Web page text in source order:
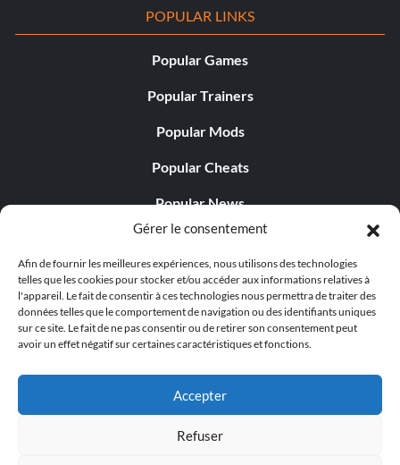
Gérer le consentement
Afin de fournir les meilleures expériences, nous utilisons des technologies
telles que les cookies pour stocker et/ou accéder aux informations relatives à
l'appareil. Le fait de consentir à ces technologies nous permettra de traiter des
données telles que le comportement de navigation ou des identifiants uniques
sur ce site. Le fait de ne pas consentir ou de retirer son consentement peut
avoir un effet négatif sur certaines caractéristiques et fonctions.
Accepter
Refuser
POPULAR LINKS
Popular Games
Popular Trainers
Popular Mods
Popular Cheats
Popular News
Popular Editorials
Popular Free Games
LATEST UPDATES